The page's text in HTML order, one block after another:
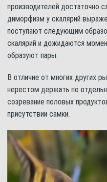
производителей достаточно
диморфизм у скалярий
поступают следующим
скалярий и дожидаются
образуют пары.
В отличие от многих других
нерестом держать по
созревание половых
присутствии самки.